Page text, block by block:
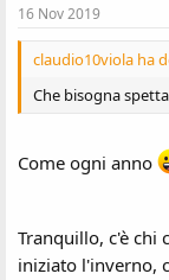
16 Nov 2019
claudio10viola ha
Che bisogna
Come ogni anno
Tranquillo, c'è chi
iniziato l'inverno,